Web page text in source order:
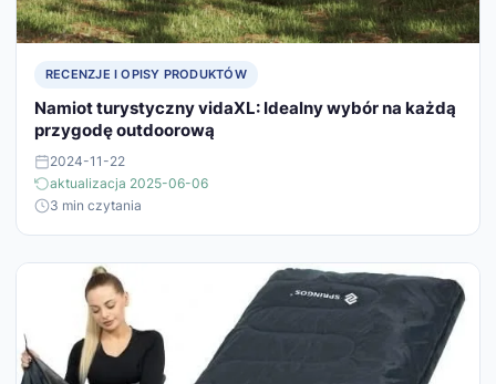
RECENZJE I OPISY PRODUKTÓW
Namiot turystyczny vidaXL: Idealny wybór na każdą
przygodę outdoorową
2024-11-22
aktualizacja 2025-06-06
3 min czytania